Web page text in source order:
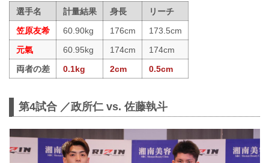
選手名 計量結果 身長
リーチ
笠原友希
60.90kg 176cm
173.5cm
元氣
60.95kg 174cm
174cm
両者の差
0.1kg 2cm 0.5cm
第4試合 ／政所仁 vs. 佐藤執斗